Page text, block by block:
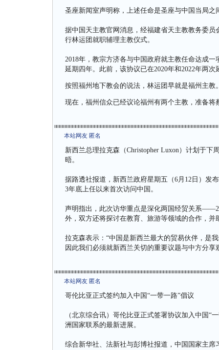
圣座新闻室声明称，上述任命是圣座与中国当局
据中国天主教官网消息，经福建省天主教教务委
行林运团就职辅理主教仪式。
2018年，教宗方济各与中国政府就主教任命达成
延期四年。此前，该协议已在2020年和2022年两次
按照福州地下教会的说法，林运团早就是福州主教
现在，福州信众已经议论福州有两个主教，准备
本站网友 匿名
新西兰总理拉克森（Christopher Luxon）计划于
晤。
据路透社报道，新西兰政府星期五（6月12日）发
3年底上任以来首次访问中国。
声明指出，此次访华重点是深化两国经贸关系
外，双方还将探讨在教育、旅游等领域的合作，并
拉克森表示：“中国是新西兰最大的贸易伙伴，是
因此我们必须就新西兰关切的重要议题与中方分享
本站网友 匿名
哥伦比亚正式签约加入中国“一带一路”倡议
（北京综合讯）哥伦比亚正式签署协议加入中国“
洲国家联系的最新进展。
综合新华社、法新社与彭博社报道，中国国家主